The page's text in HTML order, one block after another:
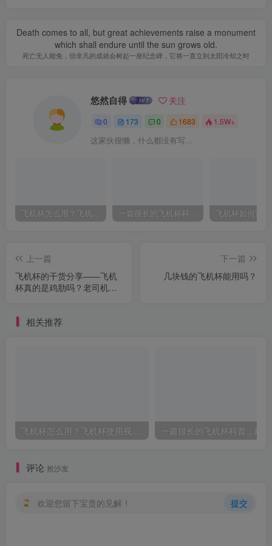
Death comes to all, but great achievements raise a monument
which shall endure until the sun grows old.
死亡无人能免，但非凡的成就会树起一座纪念碑，它将一直立到太阳冷却之时
悠然自得 关注
0 173 0 1683 1.5W+
这家伙很懒，什么都没有写...
飞机杯怎么用？飞机杯使用视频教程 一篇很长的飞机杯科普，耐心看完，能解决你很多的问题
上一篇
飞机杯的干货分享——飞机
杯真的是鸡肋吗？老司机告
下一篇
几块钱的飞机杯能用吗？
相关推荐
评论 抢沙发
欢迎您留下宝贵的见解！ 提交